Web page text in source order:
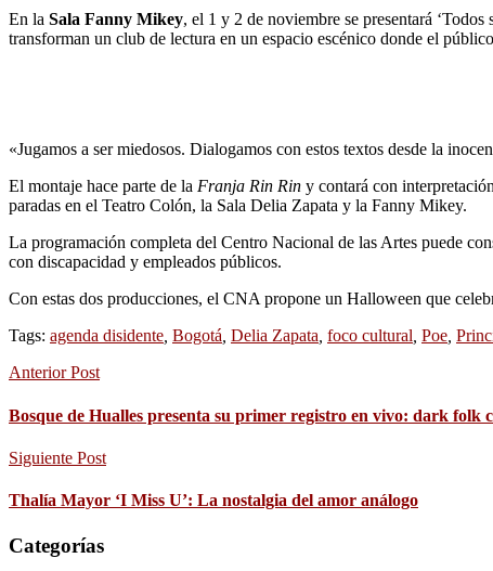
En la Sala Fanny Mikey, el 1 y 2 de noviembre se presentará ‘Todos
transforman un club de lectura en un espacio escénico donde el
«Jugamos a ser miedosos. Dialogamos con estos textos desde la
El montaje hace parte de la Franja Rin Rin y contará con
paradas en el Teatro Colón, la Sala Delia Zapata y la Fanny Mikey.
La programación completa del Centro Nacional de las Artes puede
con discapacidad y empleados públicos.
Con estas dos producciones, el CNA propone un Halloween que
Tags: agenda disidente, Bogotá, Delia Zapata, foco cultural, Poe,
Anterior Post
Bosque de Hualles presenta su primer registro en vivo: dark folk
Siguiente Post
Thalía Mayor ‘I Miss U’: La nostalgia del amor análogo
Categorías